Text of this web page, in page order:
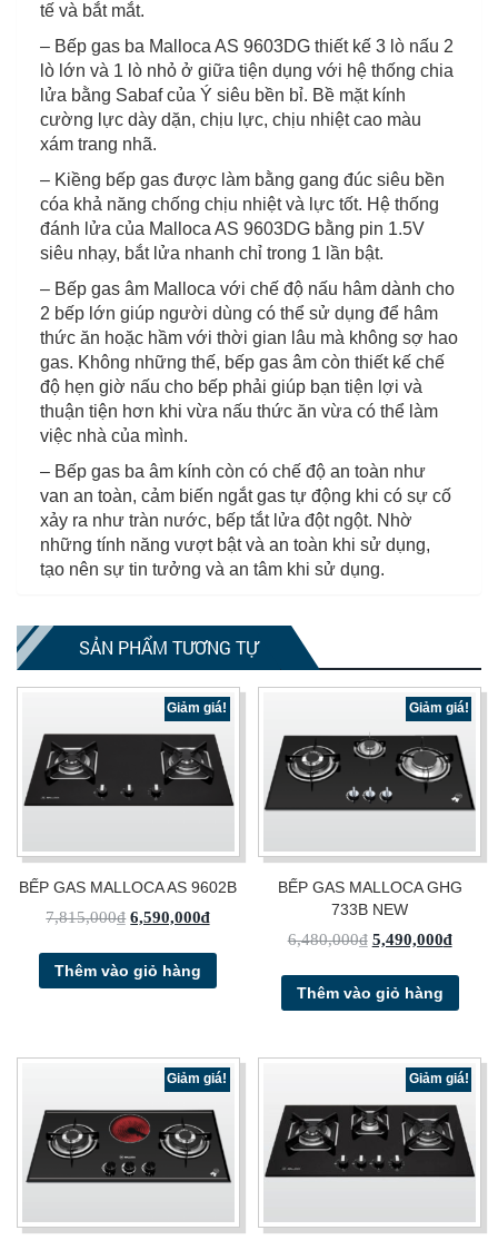
tế và bắt mắt.
– Bếp gas ba Malloca AS 9603DG thiết kế 3 lò nấu 2
lò lớn và 1 lò nhỏ ở giữa tiện dụng với hệ thống chia
lửa bằng Sabaf của Ý siêu bền bỉ. Bề mặt kính
cường lực dày dặn, chịu lực, chịu nhiệt cao màu
xám trang nhã.
– Kiềng bếp gas được làm bằng gang đúc siêu bền
cóa khả năng chống chịu nhiệt và lực tốt. Hệ thống
đánh lửa của Malloca AS 9603DG bằng pin 1.5V
siêu nhạy, bắt lửa nhanh chỉ trong 1 lần bật.
– Bếp gas âm Malloca với chế độ nấu hâm dành cho
2 bếp lớn giúp người dùng có thể sử dụng để hâm
thức ăn hoặc hầm với thời gian lâu mà không sợ hao
gas. Không những thế, bếp gas âm còn thiết kế chế
độ hẹn giờ nấu cho bếp phải giúp bạn tiện lợi và
thuận tiện hơn khi vừa nấu thức ăn vừa có thể làm
việc nhà của mình.
– Bếp gas ba âm kính còn có chế độ an toàn như
van an toàn, cảm biến ngắt gas tự động khi có sự cố
xảy ra như tràn nước, bếp tắt lửa đột ngột. Nhờ
những tính năng vượt bật và an toàn khi sử dụng,
tạo nên sự tin tưởng và an tâm khi sử dụng.
SẢN PHẨM TƯƠNG TỰ
Giảm giá!
BẾP GAS MALLOCA AS 9602B
7,815,000₫ 6,590,000₫
Thêm vào giỏ hàng
Giảm giá!
BẾP GAS MALLOCA GHG
733B NEW
6,480,000₫ 5,490,000₫
Thêm vào giỏ hàng
Giảm giá! Giảm giá!